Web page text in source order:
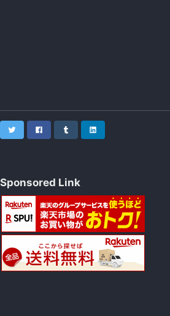
Twitter FacebookTumblr
Sponsored Link